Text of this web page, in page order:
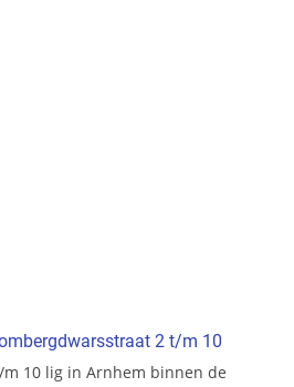
2 t/m 10
10 lig in Arnhem binnen de